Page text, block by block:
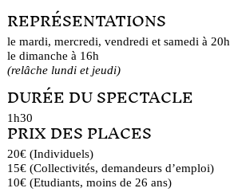
REPRÉSENTATIONS
le mardi, mercredi, vendredi et samedi à 20h
le dimanche à 16h
(relâche lundi et jeudi)
DURÉE DU SPECTACLE
1h30
PRIX DES PLACES
20€ (Individuels)
15€ (Collectivités, demandeurs d’emploi)
10€ (Etudiants, moins de 26 ans)